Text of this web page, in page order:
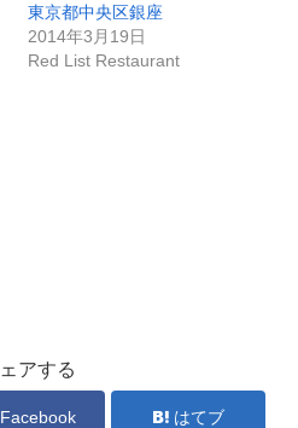
東京都中央区銀座
2014年3月19日
Red List Restaurant
アする
Facebook はてブ